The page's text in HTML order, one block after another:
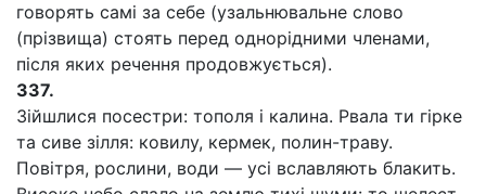
говорять самі за себе (узальнювальне слово
(прізвища) стоять перед однорідними членами,
після яких речення продовжується).
337.
Зійшлися посестри: тополя і калина. Рвала ти гірке
та сиве зілля: ковилу, кермек, полин-траву.
Повітря, рослини, води — усі вславляють блакить.